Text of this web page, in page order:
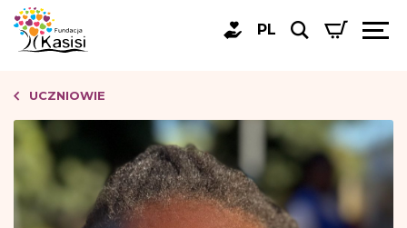
PL
UCZNIOWIE